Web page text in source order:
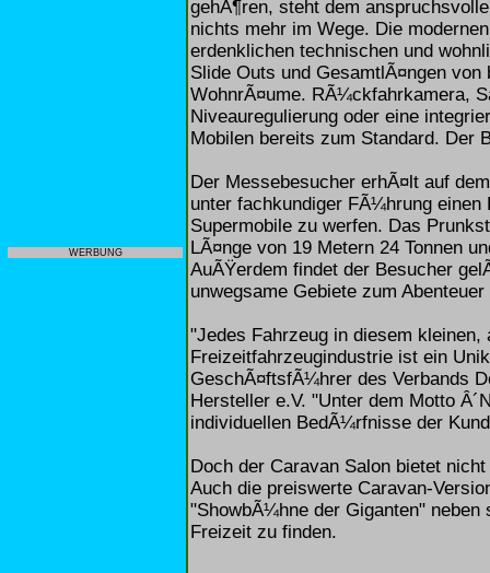
WERBUNG
gehÃ¶ren, steht dem
nichts mehr im Wege. Die
erdenklichen technischen und
Slide Outs und GesamtlÃ¤ngen
WohnrÃ¤ume. RÃ¼ckfahrkamera,
Niveauregulierung oder eine
Mobilen bereits zum Standard. Der
Der Messebesucher erhÃ¤lt auf
unter fachkundiger FÃ¼hrung
Supermobile zu werfen. Das
LÃ¤nge von 19 Metern 24 Tonnen
AuÃŸerdem findet der Besucher
unwegsame Gebiete zum
"Jedes Fahrzeug in diesem kleinen,
Freizeitfahrzeugindustrie ist ein
GeschÃ¤ftsfÃ¼hrer des Verbands
Hersteller e.V. "Unter dem Motto
individuellen BedÃ¼rfnisse der
Doch der Caravan Salon bietet
Auch die preiswerte Caravan-
"ShowbÃ¼hne der Giganten" neben
Freizeit zu finden.